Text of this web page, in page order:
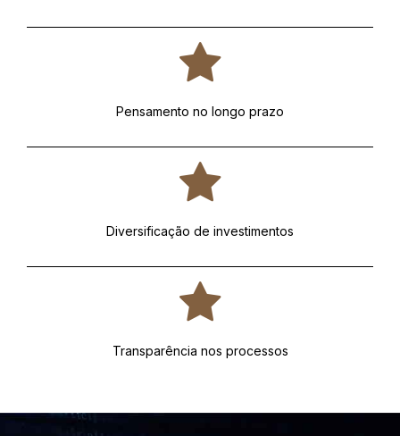
Pensamento no longo prazo
Diversificação de investimentos
Transparência nos processos